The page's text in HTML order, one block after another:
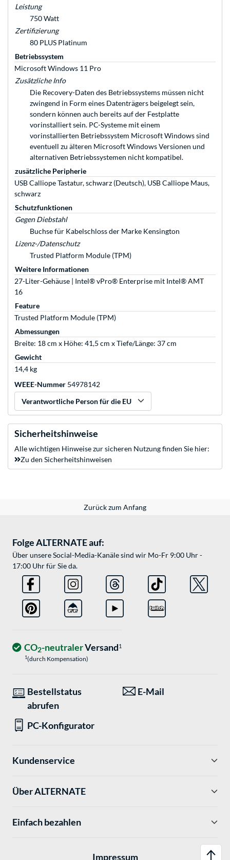
Leistung
750 Watt
Zertifizierung
80 PLUS Platinum
Betriebssystem
Microsoft Windows 11 Pro
Zusätzliche Info
Die Recovery-Daten des Betriebssystems müssen nicht
zwingend in Form eines Datenträgers beigelegt sein,
sondern können auch bereits auf der Festplatte
vorinstalliert sein. PC-Systeme mit einem
vorinstallierten Betriebssystem Microsoft Windows sind
eventuell zu älteren Microsoft Windows Versionen und
alternativen Betriebssystemen nicht kompatibel.
zusätzliche Peripherie
USB Calliope Tastatur, schwarz (Deutsch), USB Calliope Maus,
schwarz
Schutzfunktionen
Gegen Diebstahl
Buchse für Kabelschloss der Marke Kensington
Lizenz-/Datenschutz
Trusted Platform Module (TPM)
Weitere Informationen
27-Liter-Gehäuse | Intel® vPro® Enterprise mit Intel® AMT
16
Feature
Trusted Platform Module (TPM)
Abmessungen
Breite: 18 cm x Höhe: 41,5 cm x Tiefe/Länge: 37 cm
Gewicht
14,4 kg
WEEE-Nummer 54978142
Verantwortliche Person für die EU
Sicherheitshinweise
Alle wichtigen Hinweise zur sicheren Nutzung finden Sie hier:
Zu den Sicherheitshinweisen
Zurück zum Anfang
Folge ALTERNATE auf:
Über unsere Social-Media-Kanäle sind wir Mo-Fr 9:00 Uhr -
17:00 Uhr für Sie da.
CO2-neutralerVersand1
1(durch Kompensation)
Bestellstatus
abrufen
E-Mail
PC-Konfigurator
Kundenservice
Über ALTERNATE
Einfach bezahlen
Impressum